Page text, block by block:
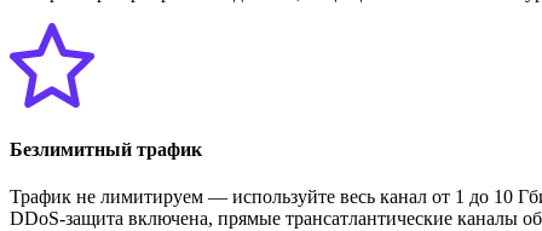
Безлимитный трафик
Трафик не лимитируем — используйте весь канал от 1 до 10
DDoS-защита включена, прямые трансатлантические каналы